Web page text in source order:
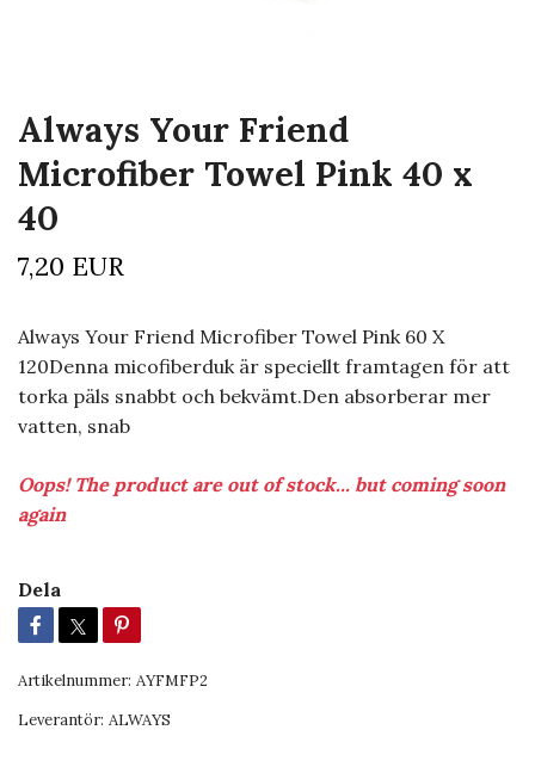
Always Your Friend
Microfiber Towel Pink 40 x
40
7,20 EUR
Always Your Friend Microfiber Towel Pink 60 X
120Denna micofiberduk är speciellt framtagen för att
torka päls snabbt och bekvämt.Den absorberar mer
vatten, snab
Oops! The product are out of stock... but coming soon
again
Dela
Artikelnummer: AYFMFP2
Leverantör: ALWAYS